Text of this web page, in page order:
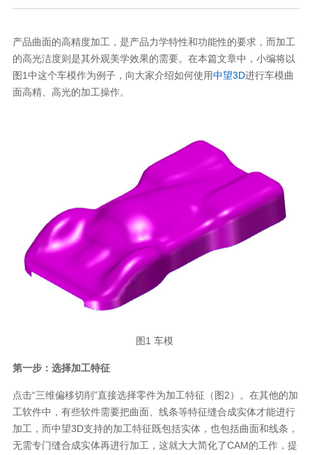
产品曲面的高精度加工，是产品力学特性和功能性的要求，而加工
的高光洁度则是其外观美学效果的需要。在本篇文章中，小编将以
图1中这个车模作为例子，向大家介绍如何使用中望3D进行车模曲
面高精、高光的加工操作。
图1 车模
第一步：选择加工特征
点击“三维偏移切削”直接选择零件为加工特征（图2）。在其他的加
工软件中，有些软件需要把曲面、线条等特征缝合成实体才能进行
加工，而中望3D支持的加工特征既包括实体，也包括曲面和线条，
无需专门缝合成实体再进行加工，这就大大简化了CAM的工作，提